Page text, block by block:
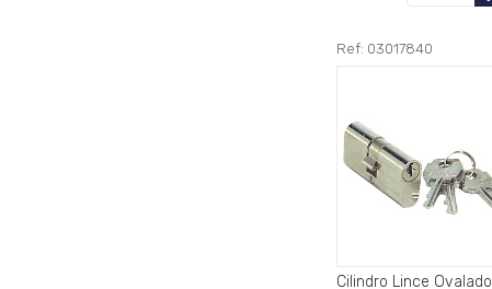
Ref: 03017840
Cilindro Lince Ovalado